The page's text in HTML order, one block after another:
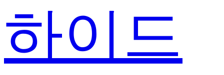
하이드